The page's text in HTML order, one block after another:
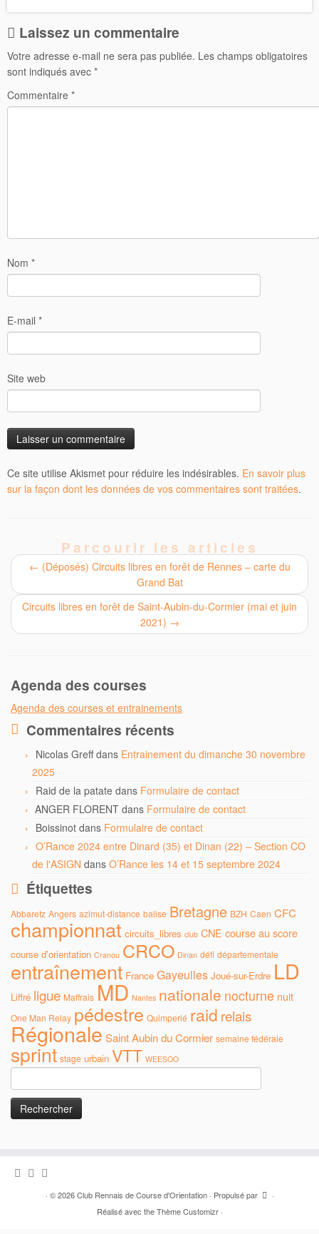
Laissez un commentaire
Votre adresse e-mail ne sera pas publiée. Les champs obligatoires
sont indiqués avec *
Commentaire *
Nom *
E-mail *
Site web
Ce site utilise Akismet pour réduire les indésirables. En savoir plus
sur la façon dont les données de vos commentaires sont traitées.
Parcourir les articles
← (Déposés) Circuits libres en forêt de Rennes – carte du
Grand Bat
Circuits libres en forêt de Saint-Aubin-du-Cormier (mai et juin
2021) →
Agenda des courses
Agenda des courses et entrainements
Commentaires récents
Nicolas Greffdans Entrainement du dimanche 30 novembre
2025
Raid de la patate dans Formulaire de contact
ANGER FLORENT dans Formulaire de contact
Boissinot dans Formulaire de contact
O’Rance 2024 entre Dinard (35) et Dinan (22) – Section CO
de l'ASIGN dans O’Rance les 14 et 15 septembre 2024
Étiquettes
Abbaretz Angers azimut-distance balise Bretagne BZH Caen CFC
championnat circuits_libres club CNE course au score
course d'orientation Cranou CRCO Dinan défi départementale
entraînement France Gayeulles Joué-sur-Erdre LD
Liffré ligue Maffrais MD Nantes nationale nocturne nuit
One Man Relay pédestre Quimperlé raid relais
Régionale Saint Aubin du Cormier semaine fédérale
sprint stage urbain VTT WEESOO
Rechercher :
· © 2026 Club Rennais de Course d'Orientation· Propulsé par
·
Réalisé avec theThème Customizr·